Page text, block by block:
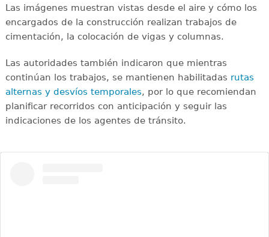
Las imágenes muestran vistas desde el aire y cómo los
encargados de la construcción realizan trabajos de
cimentación, la colocación de vigas y columnas.
Las autoridades también indicaron que mientras
continúan los trabajos, se mantienen habilitadas rutas
alternas y desvíos temporales, por lo que recomiendan
planificar recorridos con anticipación y seguir las
indicaciones de los agentes de tránsito.